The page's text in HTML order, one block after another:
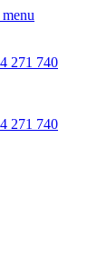
271 740
271 740